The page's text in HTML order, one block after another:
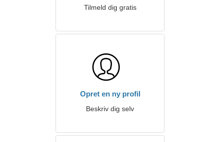
Tilmeld dig gratis
Opret en ny profil
Beskriv dig selv